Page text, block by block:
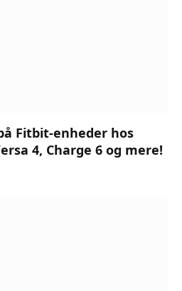
Fitbit-enheder hos
4, Charge 6 og mere!